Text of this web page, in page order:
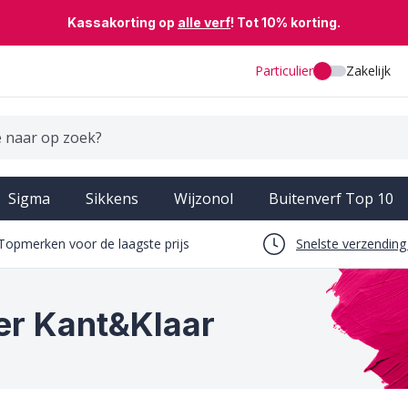
Kassakorting op alle verf! Tot 10% korting.
Particulier Zakelijk
Sigma Sikkens Wijzonol Buitenverf Top 10
voor de laagste prijs Snelste
Kant&Klaar